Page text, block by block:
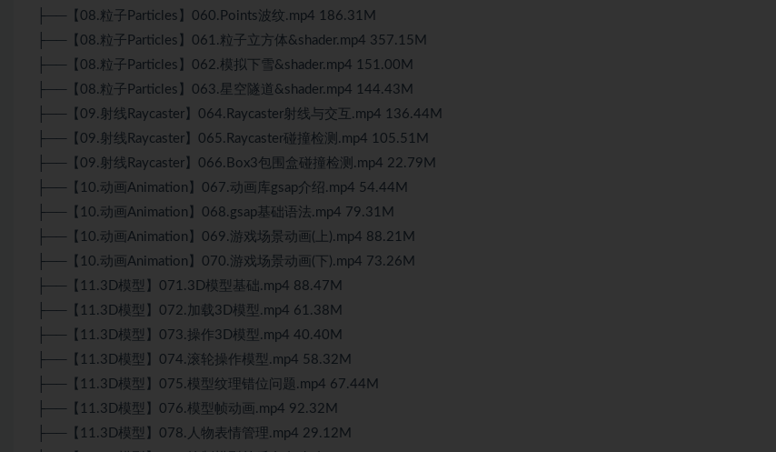
├──【08.粒子Particles】060.Points波纹.mp4 186.31M
├──【08.粒子Particles】061.粒子立方体&shader.mp4 357.15M
├──【08.粒子Particles】062.模拟下雪&shader.mp4 151.00M
├──【08.粒子Particles】063.星空隧道&shader.mp4 144.43M
├──【09.射线Raycaster】064.Raycaster射线与交互.mp4 136.44M
├──【09.射线Raycaster】065.Raycaster碰撞检测.mp4 105.51M
├──【09.射线Raycaster】066.Box3包围盒碰撞检测.mp4 22.79M
├──【10.动画Animation】067.动画库gsap介绍.mp4 54.44M
├──【10.动画Animation】068.gsap基础语法.mp4 79.31M
├──【10.动画Animation】069.游戏场景动画(上).mp4 88.21M
├──【10.动画Animation】070.游戏场景动画(下).mp4 73.26M
├──【11.3D模型】071.3D模型基础.mp4 88.47M
├──【11.3D模型】072.加载3D模型.mp4 61.38M
├──【11.3D模型】073.操作3D模型.mp4 40.40M
├──【11.3D模型】074.滚轮操作模型.mp4 58.32M
├──【11.3D模型】075.模型纹理错位问题.mp4 67.44M
├──【11.3D模型】076.模型帧动画.mp4 92.32M
├──【11.3D模型】078.人物表情管理.mp4 29.12M